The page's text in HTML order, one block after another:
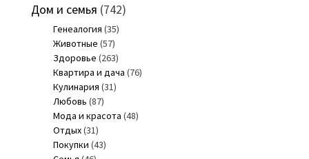
Дом и семья (742)
Генеалогия (35)
Животные (57)
Здоровье (263)
Квартира и дача (76)
Кулинария (31)
Любовь (87)
Мода и красота (48)
Отдых(31)
Покупки (43)